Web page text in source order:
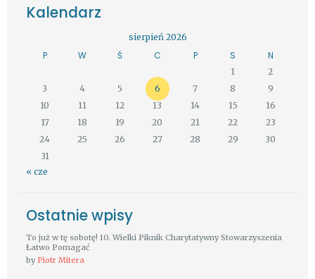
Kalendarz
sierpień 2026
P W Ś C P S N
1
2
3
4 5 6 7 8
9
10
11 12 13 14 15
16
17
18 19 20 21 22
23
24
25 26 27 28 29
30
31
« cze
Ostatnie wpisy
To już w tę sobotę! 10. Wielki Piknik Charytatywny Stowarzyszenia
Łatwo Pomagać
by Piotr Mitera